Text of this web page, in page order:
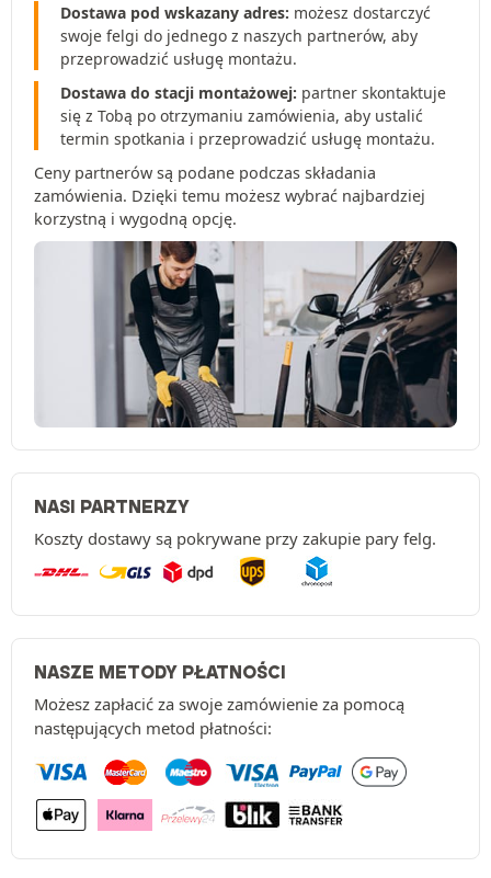
Dostawa pod wskazany adres: możesz dostarczyć
swoje felgi do jednego z naszych partnerów, aby
przeprowadzić usługę montażu.
Dostawa do stacji montażowej: partner skontaktuje
się z Tobą po otrzymaniu zamówienia, aby ustalić
termin spotkania i przeprowadzić usługę montażu.
Ceny partnerów są podane podczas składania
zamówienia. Dzięki temu możesz wybrać najbardziej
korzystną i wygodną opcję.
NASI PARTNERZY
Koszty dostawy są pokrywane przy zakupie pary felg.
NASZE METODY PŁATNOŚCI
Możesz zapłacić za swoje zamówienie za pomocą
następujących metod płatności: